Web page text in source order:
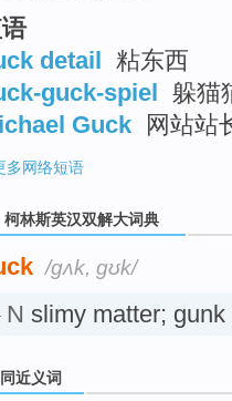
detail 粘东西
guck-spiel 躲猫
Guck
网站站
多网络短语
柯林斯英汉双解大词典
/ɡʌk, ɡʊk/
N slimy matter;
同近义词